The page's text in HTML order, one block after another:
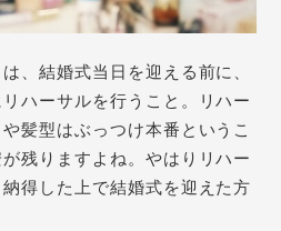
、結婚式当日を迎える前に、
ハーサルを行うこと。リハー
髪型はぶっつけ本番というこ
残りますよね。やはりリハー
得した上で結婚式を迎えた方